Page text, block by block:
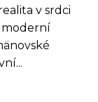
v srdci
moderní